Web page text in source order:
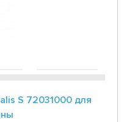
S 72031000 для